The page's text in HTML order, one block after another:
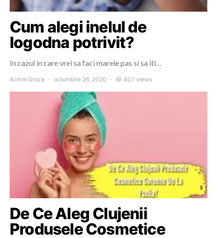
Cum alegi inelul de
logodna potrivit?
In cazul in care vrei sa faci marele pas si sa iti…
Achim Groza octombrie 26, 2020 407 views
De Ce Aleg Clujenii
Produsele Cosmetice